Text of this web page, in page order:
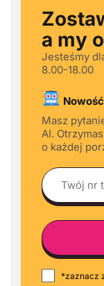
a my
Jesteśmy
8.00-18.00
Masz
AI.
o każdej
*zaznacz